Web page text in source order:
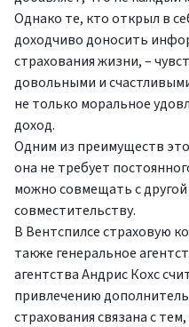
Однако те, кто открыл в
доходчиво доносить
страхования жизни, –
довольными и
не только моральное
доход.
Одним из преимуществ
она не требует
можно совмещать с
совместительству.
В Вентспилсе страховую
также генеральное
агентства Андрис Кохс
привлечению
страхования связана с